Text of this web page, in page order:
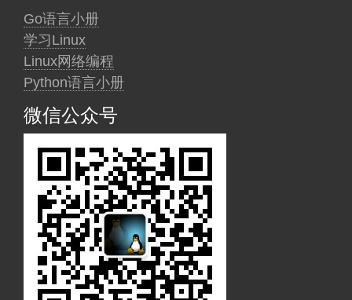
Go语言小册
学习Linux
Linux网络编程
Python语言小册
微信公众号